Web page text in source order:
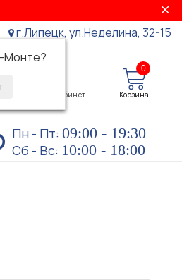
Монте?
г.Липецк, ул.Неделина, 32-15
Личный кабинет
0
Корзина
Пн - Пт: 09:00 - 19:30
Сб - Вс: 10:00 - 18:00